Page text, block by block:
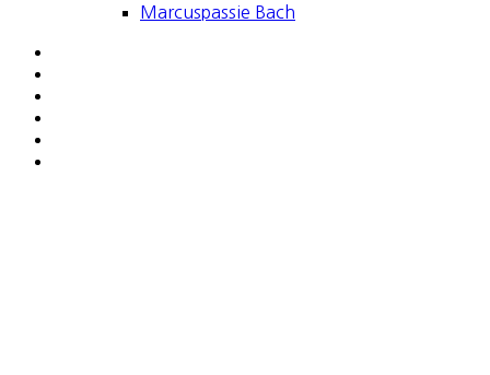
Marcuspassie Bach